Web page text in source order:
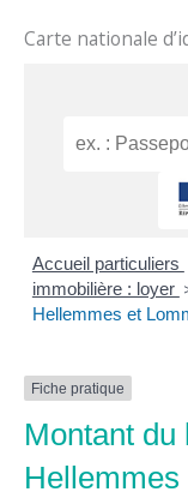
Carte nationale
Accueil particuliers
immobilière : loyer
Hellemmes et
Fiche pratique
Montant du